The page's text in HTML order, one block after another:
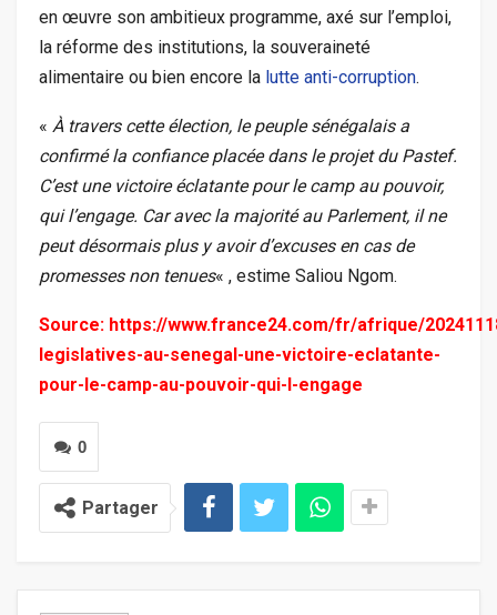
en œuvre son ambitieux programme, axé sur l’emploi,
la réforme des institutions, la souveraineté
alimentaire ou bien encore la lutte anti-corruption.
« À travers cette élection, le peuple sénégalais a
confirmé la confiance placée dans le projet du Pastef.
C’est une victoire éclatante pour le camp au pouvoir,
qui l’engage. Car avec la majorité au Parlement, il ne
peut désormais plus y avoir d’excuses en cas de
promesses non tenues« , estime Saliou Ngom.
Source: https://www.france24.com/fr/afrique/
legislatives-au-senegal-une-victoire-eclatante-
pour-le-camp-au-pouvoir-qui-l-engage
0
Partager